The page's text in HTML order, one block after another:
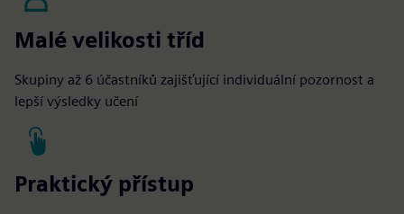
Malé velikosti tříd
Skupiny až 6 účastníků zajišťující individuální pozornost a
lepší výsledky učení
Praktický přístup